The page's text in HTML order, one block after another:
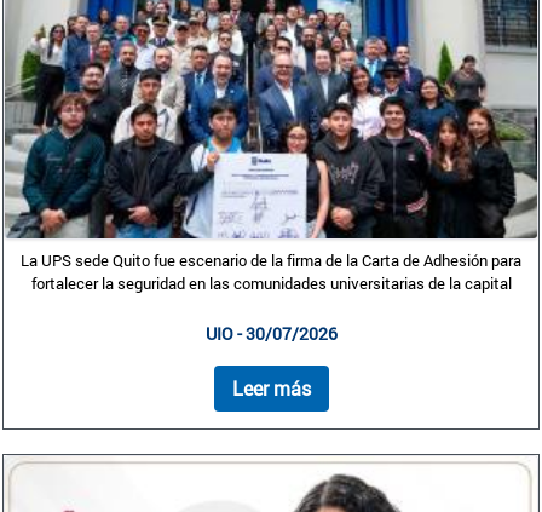
La UPS sede Quito fue escenario de la firma de la Carta de Adhesión para
fortalecer la seguridad en las comunidades universitarias de la capital
UIO - 30/07/2026
Leer más